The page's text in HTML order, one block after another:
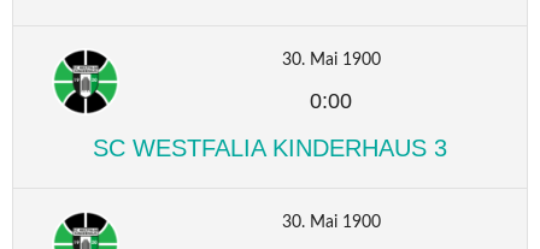
30. Mai 1900
0:00
SC WESTFALIA KINDERHAUS 3
30. Mai 1900